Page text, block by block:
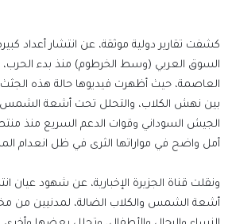
كشفت تقارير دولية موثقة، عن انتشار أعداد
السوق العربي (وسط الخرطوم) منذ بدء الحرب،
العاصمة، حيث أظهرت فيديوها حالة هذه
بين نهش الكلاب، والتحلل تحت أشعة الشمس؛
الجيش السوداني وقوات الدعم السريع منذ
أمل واضح في مواراتها الثرى في ظل انعدام
ونقلت قناة الجزيرة الإخبارية، عن شهود عيان
أشعة الشمس والكلاب الضالة، لمدنيين من